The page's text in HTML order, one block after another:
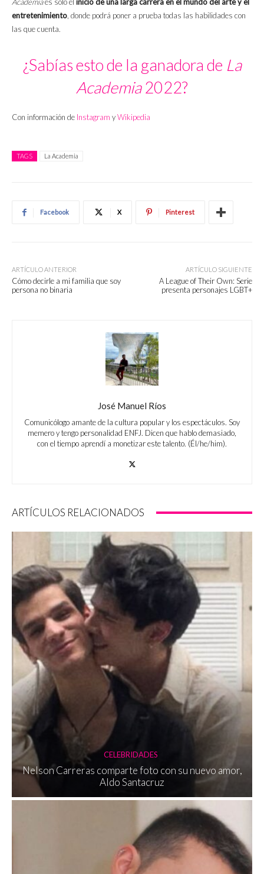
entretenimiento , donde podrá poner a prueba todas las habilidades con
las que cuenta.
¿Sabías esto de la ganadora de La
Academia2022?
Con información de Instagram yWikipedia
TAGS La Academia
Facebook X Pinterest
ARTÍCULO ANTERIOR
Cómo decirle a mi familia que soy
persona no binaria
ARTÍCULO SIGUIENTE
A League of Their Own: Serie
presenta personajes LGBT+
José Manuel Ríos
Comunicólogo amante de la cultura popular y los espectáculos. Soy
memero y tengo personalidad ENFJ. Dicen que hablo demasiado,
con el tiempo aprendí a monetizar este talento. (Él/he/him).
ARTÍCULOS RELACIONADOS
CELEBRIDADES
Nelson Carreras comparte foto con su nuevo amor,
Aldo Santacruz